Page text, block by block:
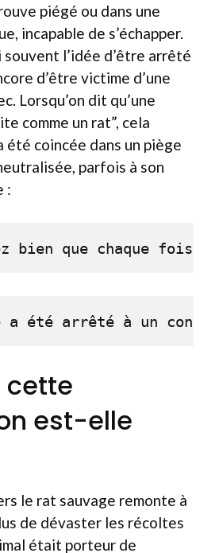
piégé ou dans une
incapable de s’échapper.
l’idée d’être arrêté
d’être victime d’une
Lorsqu’on dit qu’une
comme un rat”, cela
été coincée dans un piège
parfois à son
:
bien que chaque fois
a été arrêté à un
cette
est-elle
le rat sauvage remonte à
de dévaster les récoltes
était porteur de